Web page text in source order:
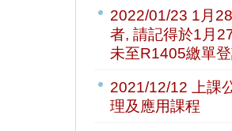
2022/01/23 1月
者, 請記得於1月
未至R1405繳單
2021/12/12
上
理及應用課程